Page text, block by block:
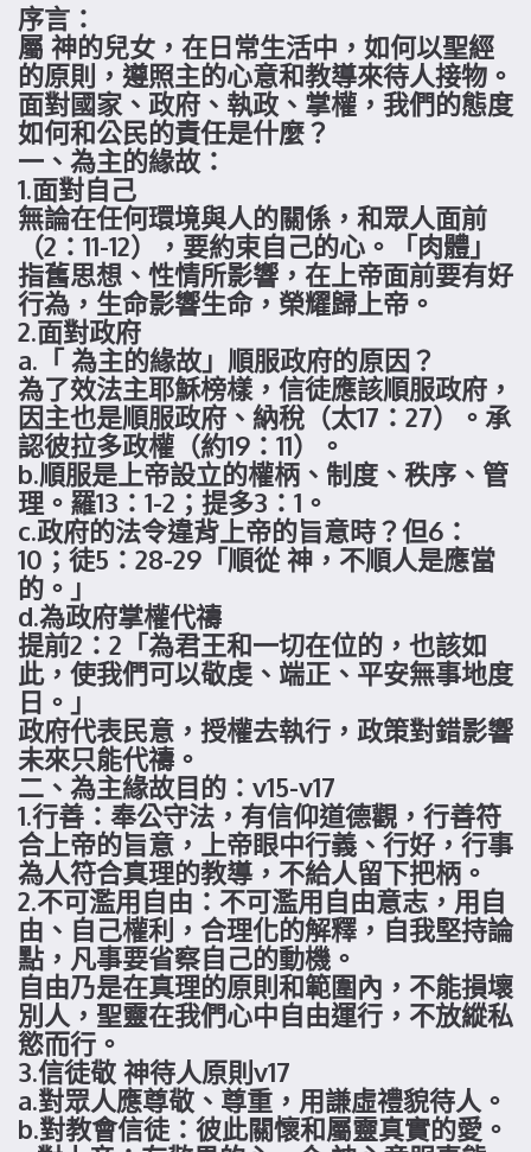
序言：
屬 神的兒女，在日常生活中，如何以聖經
的原則，遵照主的心意和教導來待人接物。
面對國家、政府、執政、掌權，我們的態度
如何和公民的責任是什麼？
一、為主的緣故：
1.面對自己
無論在任何環境與人的關係，和眾人面前
（2：11-12），要約束自己的心。「肉體」
指舊思想、性情所影響，在上帝面前要有好
行為，生命影響生命，榮耀歸上帝。
2.面對政府
a.「 為主的緣故」順服政府的原因？
為了效法主耶穌榜樣，信徒應該順服政府，
因主也是順服政府、納稅（太17：27）。承
認彼拉多政權（約19：11）。
b.順服是上帝設立的權柄、制度、秩序、管
理。羅13：1-2；提多3：1。
c.政府的法令違背上帝的旨意時？但6：
10；徒5：28-29「順從 神，不順人是應當
的。」
d.為政府掌權代禱
提前2：2「為君王和一切在位的，也該如
此，使我們可以敬虔、端正、平安無事地度
日。」
政府代表民意，授權去執行，政策對錯影響
未來只能代禱。
二、為主緣故目的：v15-v17
1.行善：奉公守法，有信仰道德觀，行善符
合上帝的旨意，上帝眼中行義、行好，行事
為人符合真理的教導，不給人留下把柄。
2.不可濫用自由：不可濫用自由意志，用自
由、自己權利，合理化的解釋，自我堅持論
點，凡事要省察自己的動機。
自由乃是在真理的原則和範圍內，不能損壞
別人，聖靈在我們心中自由運行，不放縱私
慾而行。
3.信徒敬 神待人原則v17
a.對眾人應尊敬、尊重，用謙虛禮貌待人。
b.對教會信徒：彼此關懷和屬靈真實的愛。